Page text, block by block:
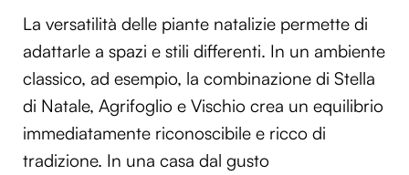
La versatilità delle piante natalizie permette di
adattarle a spazi e stili differenti. In un ambiente
classico, ad esempio, la combinazione di Stella
di Natale, Agrifoglio e Vischio crea un equilibrio
immediatamente riconoscibile e ricco di
tradizione. In una casa dal gusto